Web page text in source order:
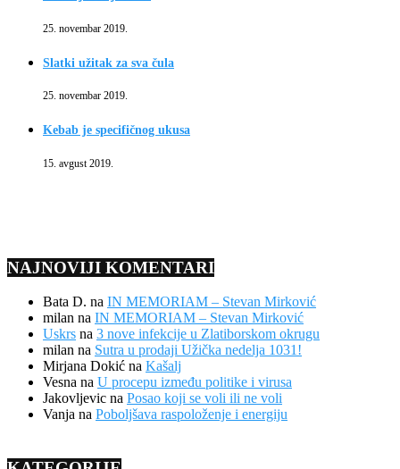
25. novembar 2019.
Slatki užitak za sva čula
25. novembar 2019.
Kebab je specifičnog ukusa
15. avgust 2019.
NAJNOVIJI KOMENTARI
Bata D. na IN MEMORIAM – Stevan Mirković
milan na IN MEMORIAM – Stevan Mirković
Uskrs na 3 nove infekcije u Zlatiborskom okrugu
milan na Sutra u prodaji Užička nedelja 1031!
Mirjana Dokić na Kašalj
Vesna na U procepu između politike i virusa
Jakovljevic na Posao koji se voli ili ne voli
Vanja na Poboljšava raspoloženje i energiju